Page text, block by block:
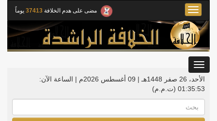
مضى على هدم الخلافة 37413 يوماً
Toggle
navigation
الأحد، 26 صفر 1448هـ | 09 أغسطس 2026م |
الساعة الآن:
01:35:54 (ت.م.م)